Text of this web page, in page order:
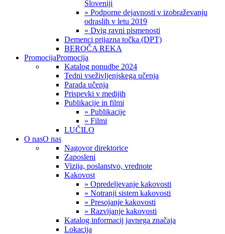
Sloveniji
» Podporne dejavnosti v izobraževanju
odraslih v letu 2019
» Dvig ravni pismenosti
Demenci prijazna točka (DPT)
BEROČA REKA
PromocijaPromocija
Katalog ponudbe 2024
Tedni vseživljenjskega učenja
Parada učenja
Prispevki v medijih
Publikacije in filmi
» Publikacije
» Filmi
LUČILO
O nasO nas
Nagovor direktorice
Zaposleni
Vizija, poslanstvo, vrednote
Kakovost
» Opredeljevanje kakovosti
» Notranji sistem kakovosti
» Presojanje kakovosti
» Razvijanje kakovosti
Katalog informacij javnega značaja
Lokacija